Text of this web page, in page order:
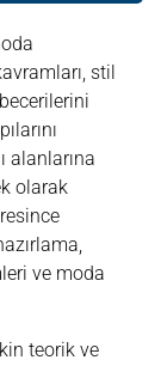
stil
alanlarına
olarak
ve moda
teorik ve